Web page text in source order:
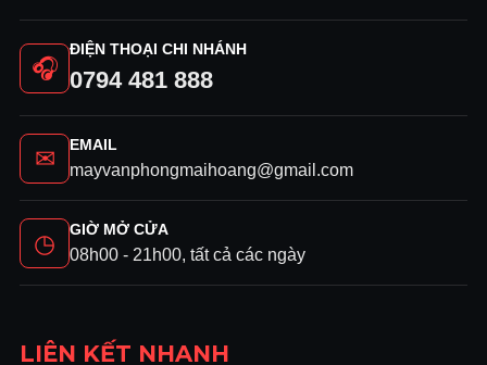
🎧
ĐIỆN THOẠI CHI NHÁNH
0794 481 888
✉ EMAIL
mayvanphongmaihoang@gmail.com
◷ GIỜ MỞ CỬA
08h00 - 21h00, tất cả các ngày
LIÊN KẾT NHANH